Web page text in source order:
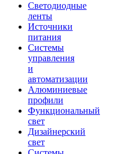
Светодиодные
ленты
Источники
питания
Системы
управления
и
автоматизации
Алюминиевые
профили
Функциональный
свет
Дизайнерский
свет